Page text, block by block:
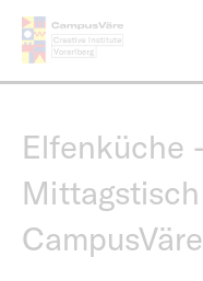
Inhalt
Elfenküche
CampusVäre